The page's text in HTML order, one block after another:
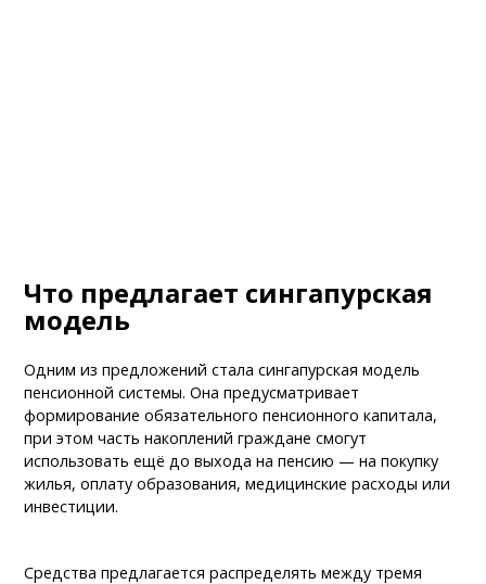
Что предлагает сингапурская
модель
Одним из предложений стала сингапурская модель
пенсионной системы. Она предусматривает
формирование обязательного пенсионного капитала,
при этом часть накоплений граждане смогут
использовать ещё до выхода на пенсию — на покупку
жилья, оплату образования, медицинские расходы или
инвестиции.
Средства предлагается распределять между тремя